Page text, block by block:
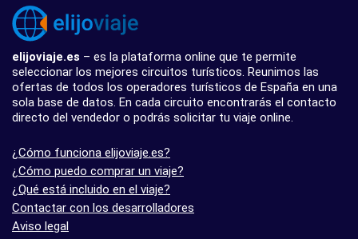
elijoviaje.es – es la plataforma online que te permite
seleccionar los mejores circuitos turísticos. Reunimos las
ofertas de todos los operadores turísticos de España en una
sola base de datos. En cada circuito encontrarás el contacto
directo del vendedor o podrás solicitar tu viaje online.
¿Cómo funciona elijoviaje.es?
¿Cómo puedo comprar un viaje?
¿Qué está incluido en el viaje?
Contactar con los desarrolladores
Aviso legal